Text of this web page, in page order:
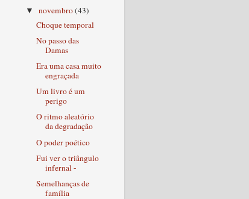
▼novembro(43)
Choque temporal
No passo das
Damas
Era uma casa muito
engraçada
Um livro é um
perigo
O ritmo aleatório
da degradação
O poder poético
Fui ver o triângulo
infernal -
Semelhanças de
família